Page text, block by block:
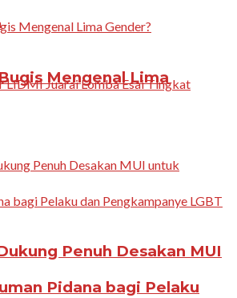
Mengenal Lima
Penuh Desakan MUI
Pidana bagi Pelaku